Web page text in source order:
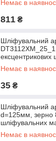
Немає в
811 ₴
Шліфувальний
DW423/ES55, 1
Немає в
35 ₴
Шліфувальний
d=125мм, зерно
шліфувальних
Немає в